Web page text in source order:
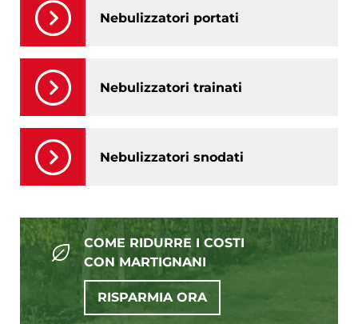
Nebulizzatori portati
Nebulizzatori trainati
Nebulizzatori snodati
COME RIDURRE I COSTI
CON MARTIGNANI
RISPARMIA ORA